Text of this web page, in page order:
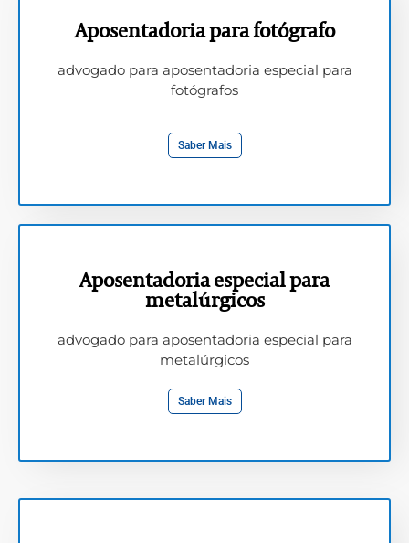
Aposentadoria para fotógrafo
advogado para aposentadoria especial para
fotógrafos
Saber Mais
Aposentadoria especial para
metalúrgicos
advogado para aposentadoria especial para
metalúrgicos
Saber Mais